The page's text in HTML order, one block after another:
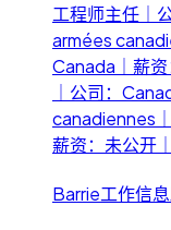
工程师主任｜
armées
Canada｜薪
｜公司：
canadiennes
薪资：未公开
Barrie工作信